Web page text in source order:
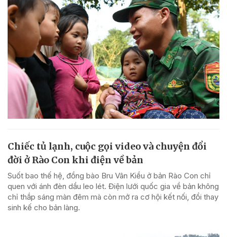
Chiếc tủ lạnh, cuộc gọi video và chuyện đổi
đời ở Rào Con khi điện về bản
Suốt bao thế hệ, đồng bào Bru Vân Kiều ở bản Rào Con chỉ
quen với ánh đèn dầu leo lét. Điện lưới quốc gia về bản không
chỉ thắp sáng màn đêm mà còn mở ra cơ hội kết nối, đổi thay
sinh kế cho bản làng.